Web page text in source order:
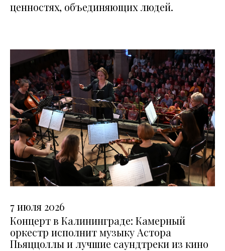
ценностях, объединяющих людей.
7 июля 2026
Концерт в Калининграде: Камерный
оркестр исполнит музыку Астора
Пьяццоллы и лучшие саундтреки из кино